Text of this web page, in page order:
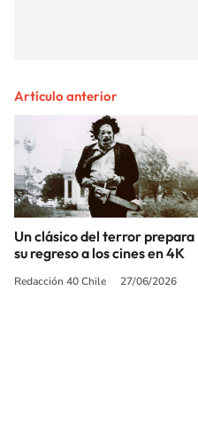
Artículo anterior
Un clásico del terror prepara
su regreso a los cines en 4K
Redacción 40 Chile 27/06/2026